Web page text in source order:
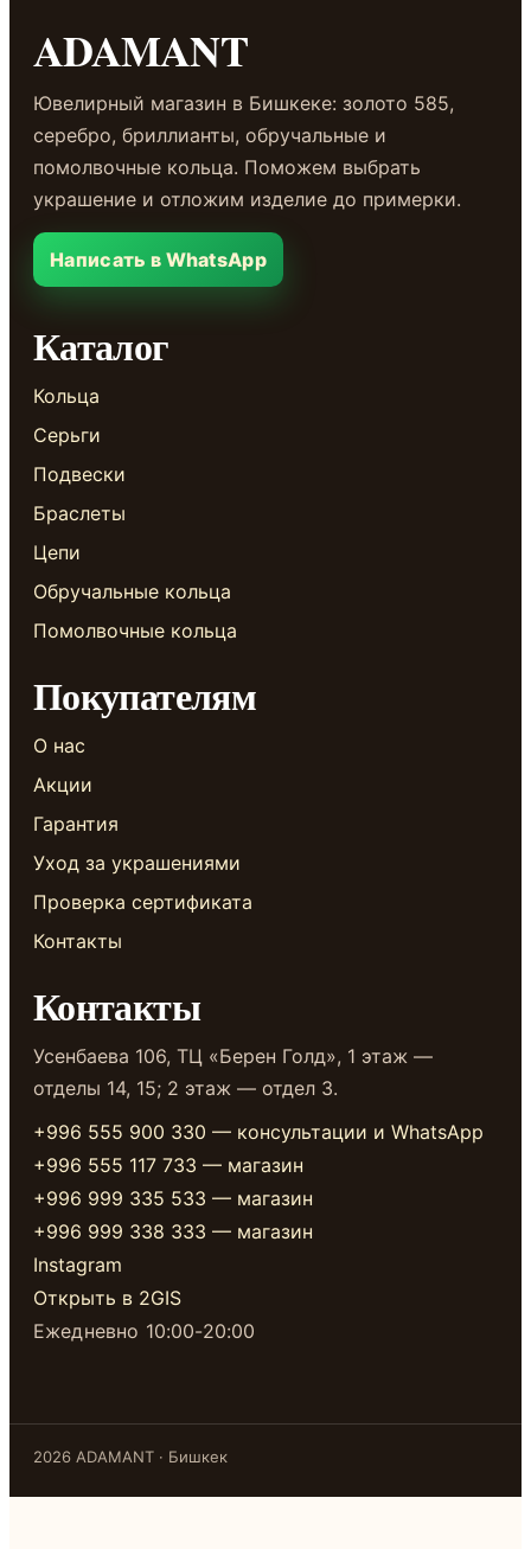
ADAMANT
Ювелирный магазин в Бишкеке: золото 585,
серебро, бриллианты, обручальные и
помолвочные кольца. Поможем выбрать
украшение и отложим изделие до примерки.
Написать в WhatsApp
Каталог
Кольца
Серьги
Подвески
Браслеты
Цепи
Обручальные кольца
Помолвочные кольца
Покупателям
О нас
Акции
Гарантия
Уход за украшениями
Проверка сертификата
Контакты
Контакты
Усенбаева 106, ТЦ «Берен Голд», 1 этаж —
отделы 14, 15; 2 этаж — отдел 3.
+996 555 900 330 — консультации и WhatsApp
+996 555 117 733 — магазин
+996 999 335 533 — магазин
+996 999 338 333 — магазин
Instagram
Открыть в 2GIS
Ежедневно 10:00-20:00
2026 ADAMANT · Бишкек